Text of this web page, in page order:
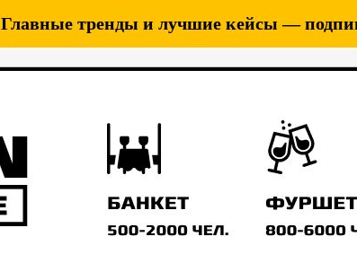
Главные тренды и лучшие кейсы —